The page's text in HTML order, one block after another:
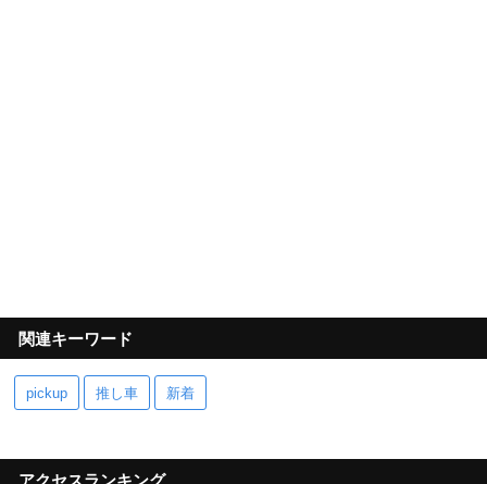
関連キーワード
pickup 推し車 新着
アクセスランキング